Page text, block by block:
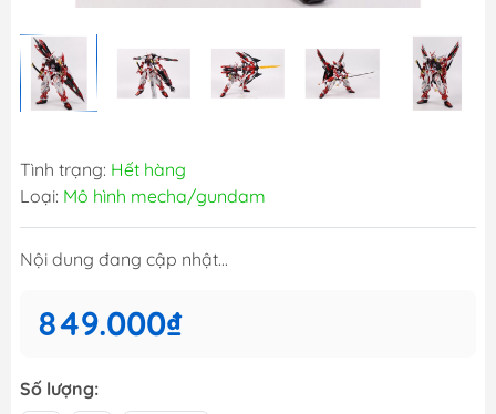
Tình trạng: Hết hàng
Loại: Mô hình mecha/gundam
Nội dung đang cập nhật...
849.000₫
Số lượng: